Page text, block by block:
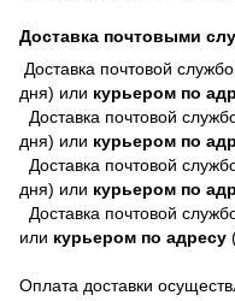
Доставка почтовыми
Доставка почтовой
дня) или курьером по
Доставка почтовой
дня) или курьером по
Доставка почтовой
дня) или курьером по
Доставка почтовой
или курьером по адресу
Оплата доставки